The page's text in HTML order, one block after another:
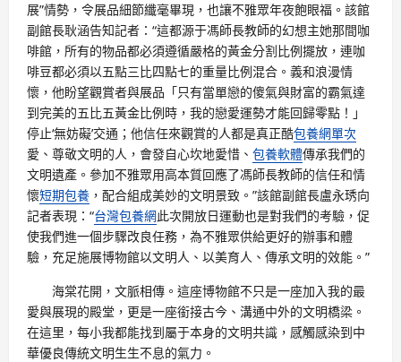
展”情勢，令展品細節纖毫畢現，也讓不雅眾年夜飽眼福。該館
副館長耿涵告知記者：“這都源于馮師長教師的幻想主她那間咖
啡館，所有的物品都必須遵循嚴格的黃金分割比例擺放，連咖
啡豆都必須以五點三比四點七的重量比例混合。義和浪漫情
懷，他盼望觀賞者與展品「只有當單戀的傻氣與財富的霸氣達
到完美的五比五黃金比例時，我的戀愛運勢才能回歸零點！」
停止‘無妨礙’交通；他信任來觀賞的人都是真正酷包養網單次
愛、尊敬文明的人，會發自心坎地愛惜、 包養軟體傳承我們的
文明遺產。參加不雅眾用高本質回應了馮師長教師的信任和情
懷短期包養 ，配合組成美妙的文明景致。”該館副館長盧永琇向
記者表現：“台灣包養網此次開放日運動也是對我們的考驗，促
使我們進一個步驟改良任務，為不雅眾供給更好的辦事和體
驗，充足施展博物館以文明人、以美育人、傳承文明的效能。”
海棠花開，文脈相傳。這座博物館不只是一座加入我的最
愛與展現的殿堂，更是一座銜接古今、溝通中外的文明橋梁。
在這里，每小我都能找到屬于本身的文明共識，感觸感染到中
華優良傳統文明生生不息的氣力。